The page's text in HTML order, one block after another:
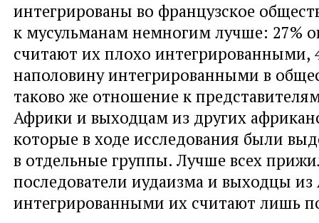
интегрированы во французское
к мусульманам немногим лучше: 27%
считают их плохо интегрированными,
наполовину интегрированными в
таково же отношение к
Африки и выходцам из других
которые в ходе исследования были
в отдельные группы. Лучше всех
последователи иудаизма и выходцы
интегрированными их считают лишь